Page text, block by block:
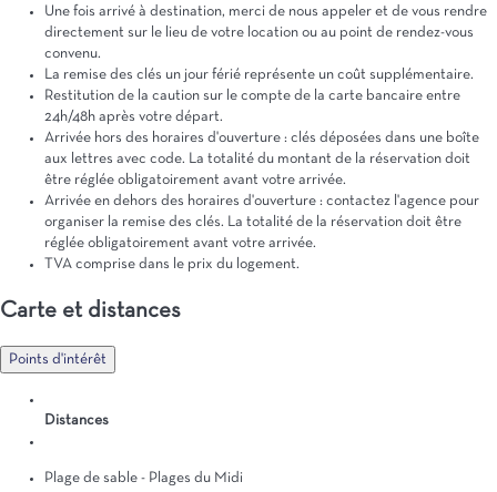
Une fois arrivé à destination, merci de nous appeler et de vous rendre
directement sur le lieu de votre location ou au point de rendez-vous
convenu.
La remise des clés un jour férié représente un coût supplémentaire.
Restitution de la caution sur le compte de la carte bancaire entre
24h/48h après votre départ.
Arrivée hors des horaires d'ouverture : clés déposées dans une boîte
aux lettres avec code. La totalité du montant de la réservation doit
être réglée obligatoirement avant votre arrivée.
Arrivée en dehors des horaires d'ouverture : contactez l'agence pour
organiser la remise des clés. La totalité de la réservation doit être
réglée obligatoirement avant votre arrivée.
TVA comprise dans le prix du logement.
Carte et distances
Points d'intérêt
Distances
Plage de sable - Plages du Midi